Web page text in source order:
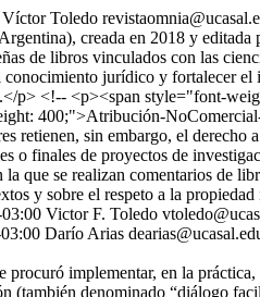
Víctor Toledo
creada en 2018 y
de libros vinculados con las
jurídico y fortalecer
<!-- <p><span style="font-
400;">Atribución-
retienen, sin embargo, el
o finales de proyectos de
que se realizan comentarios de
y sobre el respeto a la
Victor F. Toledo
Darío Arias
implementar, en la
denominado “diálogo